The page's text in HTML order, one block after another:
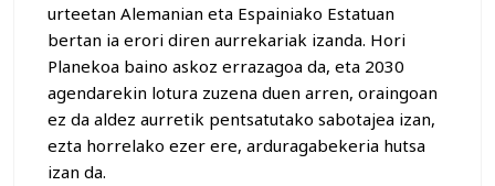
urteetan Alemanian eta Espainiako Estatuan
bertan ia erori diren aurrekariak izanda. Hori
Planekoa baino askoz errazagoa da, eta 2030
agendarekin lotura zuzena duen arren, oraingoan
ez da aldez aurretik pentsatutako sabotajea izan,
ezta horrelako ezer ere, arduragabekeria hutsa
izan da.